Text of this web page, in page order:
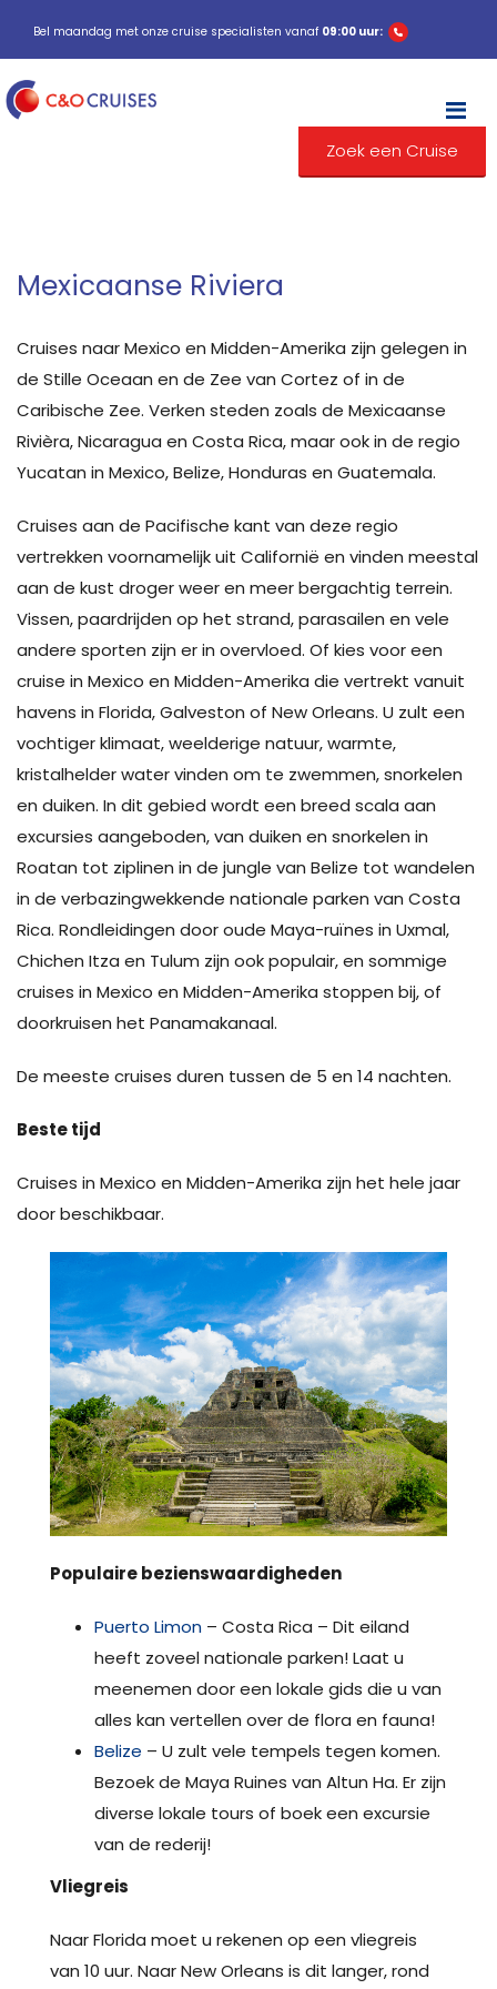
Bel maandag met onze cruise specialisten vanaf 09:00 uur:
Zoek een Cruise
Mexicaanse Riviera
Cruises naar Mexico en Midden-Amerika zijn gelegen in
de Stille Oceaan en de Zee van Cortez of in de
Caribische Zee. Verken steden zoals de Mexicaanse
Rivièra, Nicaragua en Costa Rica, maar ook in de regio
Yucatan in Mexico, Belize, Honduras en Guatemala.
Cruises aan de Pacifische kant van deze regio
vertrekken voornamelijk uit Californië en vinden meestal
aan de kust droger weer en meer bergachtig terrein.
Vissen, paardrijden op het strand, parasailen en vele
andere sporten zijn er in overvloed. Of kies voor een
cruise in Mexico en Midden-Amerika die vertrekt vanuit
havens in Florida, Galveston of New Orleans. U zult een
vochtiger klimaat, weelderige natuur, warmte,
kristalhelder water vinden om te zwemmen, snorkelen
en duiken. In dit gebied wordt een breed scala aan
excursies aangeboden, van duiken en snorkelen in
Roatan tot ziplinen in de jungle van Belize tot wandelen
in de verbazingwekkende nationale parken van Costa
Rica. Rondleidingen door oude Maya-ruïnes in Uxmal,
Chichen Itza en Tulum zijn ook populair, en sommige
cruises in Mexico en Midden-Amerika stoppen bij, of
doorkruisen het Panamakanaal.
De meeste cruises duren tussen de 5 en 14 nachten.
Beste tijd
Cruises in Mexico en Midden-Amerika zijn het hele jaar
door beschikbaar.
Populairebezienswaardigheden
Puerto Limon – Costa Rica – Dit eiland
heeft zoveel nationale parken! Laat u
meenemen door een lokale gids die u van
alles kan vertellen over de flora en fauna!
Belize – U zult vele tempels tegen komen.
Bezoek de Maya Ruines van Altun Ha. Er zijn
diverse lokale tours of boek een excursie
van de rederij!
Vliegreis
Naar Florida moet u rekenen op een vliegreis
van 10 uur. Naar New Orleans is dit langer, rond